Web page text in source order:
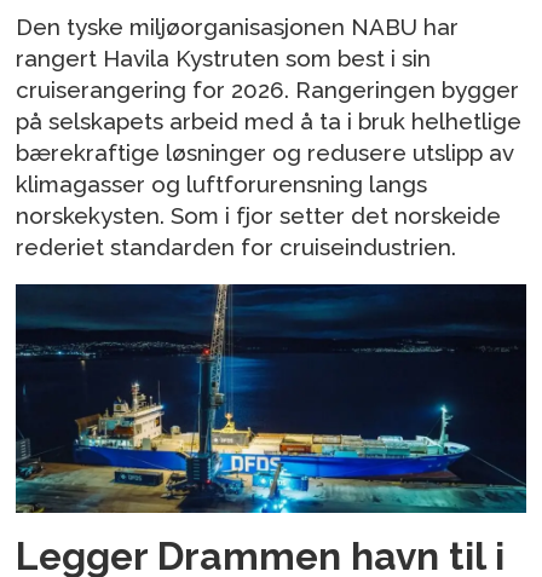
Den tyske miljøorganisasjonen NABU har
rangert Havila Kystruten som best i sin
cruiserangering for 2026. Rangeringen bygger
på selskapets arbeid med å ta i bruk helhetlige
bærekraftige løsninger og redusere utslipp av
klimagasser og luftforurensning langs
norskekysten. Som i fjor setter det norskeide
rederiet standarden for cruiseindustrien.
Legger Drammen havn til i